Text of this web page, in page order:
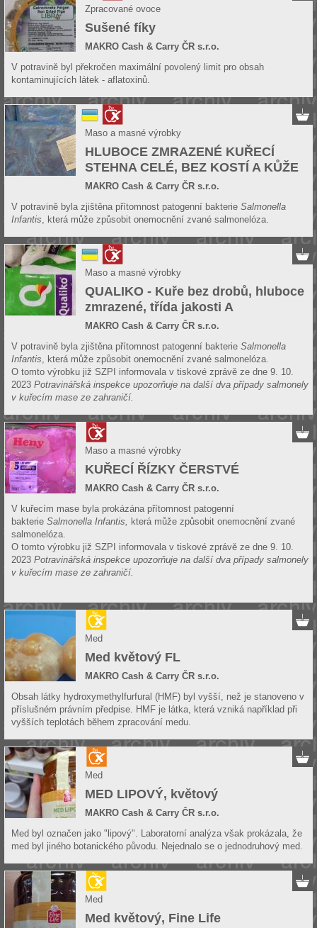
Zpracované ovoce
Sušené fíky
MAKRO Cash & Carry ČR s.r.o.
V potravině byl překročen maximální povolený limit pro obsah
kontaminujících látek - aflatoxinů.
Maso a masné výrobky
HLUBOCE ZMRAZENÉ KUŘECÍ
STEHNA CELÉ, BEZ KOSTÍ A KŮŽE
MAKRO Cash & Carry ČR s.r.o.
V potravině byla zjištěna přítomnost patogenní bakterie Salmonella
Infantis , která může způsobit onemocnění zvané salmonelóza.
Maso a masné výrobky
QUALIKO - Kuře bez drobů, hluboce
zmrazené, třída jakosti A
MAKRO Cash & Carry ČR s.r.o.
V potravině byla zjištěna přítomnost patogenní bakterie Salmonella
Infantis , která může způsobit onemocnění zvané salmonelóza.
O tomto výrobku již SZPI informovala v tiskové zprávě ze dne 9. 10.
2023 Potravinářská inspekce upozorňuje na další dva případy salmonely
v kuřecím mase ze zahraničí.
Maso a masné výrobky
KUŘECÍ ŘÍZKY ČERSTVÉ
MAKRO Cash & Carry ČR s.r.o.
V kuřecím mase byla prokázána přítomnost patogenní
bakterie Salmonella Infantis,
která může způsobit onemocnění zvané
salmonelóza.
O tomto výrobku již SZPI informovala v tiskové zprávě ze dne 9. 10.
2023 Potravinářská inspekce upozorňuje na další dva případy salmonely
v kuřecím mase ze zahraničí.
Med
Med květový FL
MAKRO Cash & Carry ČR s.r.o.
Obsah látky hydroxymethylfurfural (HMF) byl vyšší, než je stanoveno v
příslušném právním předpise. HMF je látka, která vzniká například při
vyšších teplotách během zpracování medu.
Med
MED LIPOVÝ, květový
MAKRO Cash & Carry ČR s.r.o.
Med byl označen jako "lipový". Laboratorní analýza však prokázala, že
med byl jiného botanického původu. Nejednalo se o jednodruhový med.
Med
Med květový, Fine Life